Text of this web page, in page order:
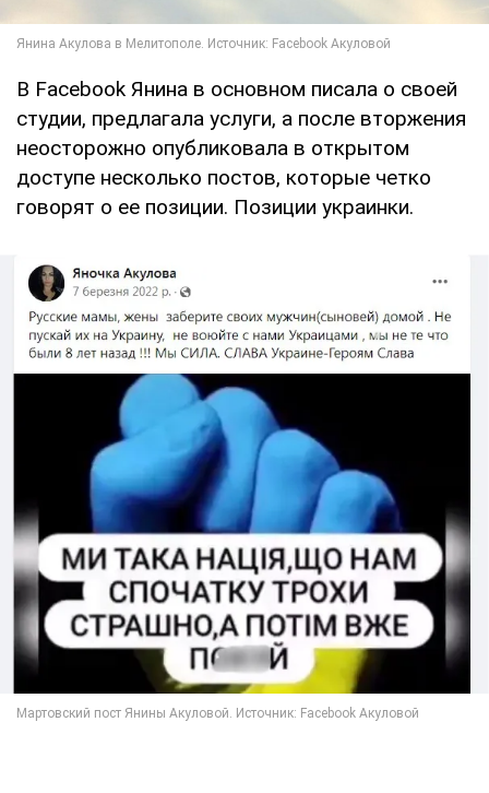
В Facebook Янина в основном писала о своей
студии, предлагала услуги, а после вторжения
неосторожно опубликовала в открытом
доступе несколько постов, которые четко
говорят о ее позиции. Позиции украинки.